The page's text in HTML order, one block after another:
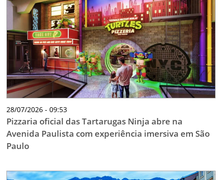
28/07/2026 - 09:53
Pizzaria oficial das Tartarugas Ninja abre na
Avenida Paulista com experiência imersiva em São
Paulo